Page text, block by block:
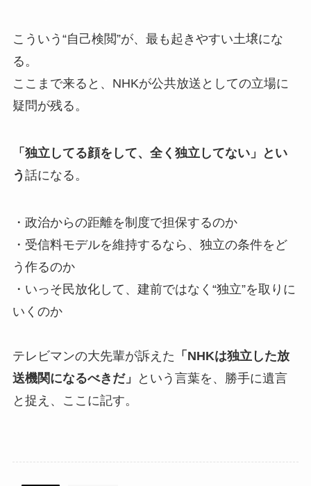
こういう“自己検閲”が、最も起きやすい土壌にな
る。
ここまで来ると、NHKが公共放送としての立場に
疑問が残る。
「独立してる顔をして、全く独立してない」とい
う 話になる。
・政治からの距離を制度で担保するのか
・受信料モデルを維持するなら、独立の条件をど
う作るのか
・いっそ民放化して、建前ではなく“独立”を取りに
いくのか
テレビマンの大先輩が訴えた 「NHKは独立した放
送機関になるべきだ」
という言葉を、勝手に遺言
と捉え、ここに記す。